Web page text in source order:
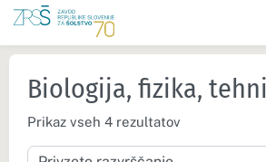
Biologija, fizika,
Prikaz vseh 4 rezultatov